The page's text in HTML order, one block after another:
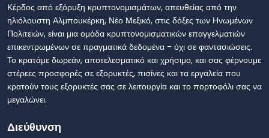
Κέρδος από εξόρυξη κρυπτονομισμάτων, απευθείας από την
ηλιόλουστη Αλμπουκέρκη, Νέο Μεξικό, στις δόξες των Ηνωμένων
Πολιτειών, είναι μια ομάδα κρυπτονομισματικών επαγγελματιών
επικεντρωμένων σε πραγματικά δεδομένα - όχι σε φαντασιώσεις.
Το κρατάμε δωρεάν, αποτελεσματικό και χρήσιμο, και σας φέρνουμε
στέρεες προσφορές σε εξορυκτές, πισίνες και τα εργαλεία που
κρατούν τους εξορυκτές σας σε λειτουργία και το πορτοφόλι σας να
μεγαλώνει.
Διεύθυνση